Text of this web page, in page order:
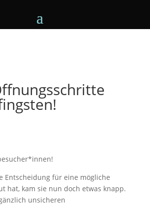
Entscheidung für eine mögliche
hat, kam sie nun doch etwas knapp.
unsicheren